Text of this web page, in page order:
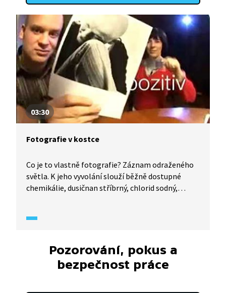
03:30
Fotografie v kostce
Co je to vlastně fotografie? Záznam odraženého
světla. K jeho vyvolání slouží běžně dostupné
chemikálie, dusičnan stříbrný, chlorid sodný,
rozdíl mezi negativem a pozitivem.
Pozorování, pokus a
bezpečnost práce